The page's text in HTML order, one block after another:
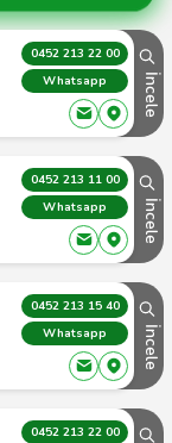
0452 213 22 00
Whatsapp
İncele
0452 213 11 00
Whatsapp
İncele
0452 213 15 40
Whatsapp
İncele
0452 213 22 00